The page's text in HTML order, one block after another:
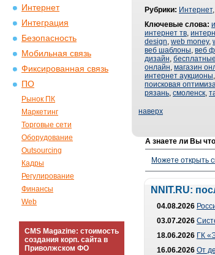
Интернет
Интеграция
Безопасность
Мобильная связь
Фиксированная связь
ПО
Рынок ПК
Маркетинг
Торговые сети
Оборудование
Outsourcing
Кадры
Регулирование
Финансы
Web
CMS Magazine: стоимость
создания корп. сайта в
Приволжском ФО
Рубрики: Интернет,
Ключевые слова:
интернет тв,
design, web money,
веб шаблоны, веб
дизайн,
онлайн, магазин
интернет аукционы,
поисковая
рязань, смоленск,
наверх
А знаете ли Вы
Можете открыть
NNIT.RU:
04.08.2026
03.07.2026
18.06.2026 ГК
16.06.2026 От